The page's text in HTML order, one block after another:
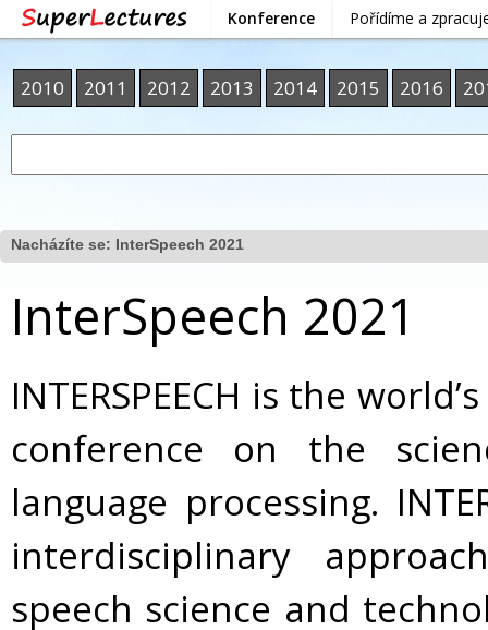
Konference Pořídíme a
2010 2011 2012 2013 2014 2015 2016
Nacházíte se: InterSpeech 2021
InterSpeech 2021
INTERSPEECH is the
conference on the
language processing.
interdisciplinary
speech science and